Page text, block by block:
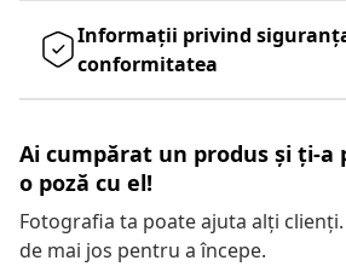
Informații privind
conformitatea
Ai cumpărat un produs și ți-a
o poză cu el!
Fotografia ta poate ajuta alți
de mai jos pentru a începe.